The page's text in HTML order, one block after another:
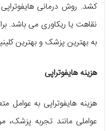
کشد. روش درمانی
نقاهت یا ریکاوری می باشد.
به بهترین پزشک و بهترین
هزینه هایفوتراپی
هزینه هایفوتراپی به عوامل
عواملی مانند تجربه پزشک،